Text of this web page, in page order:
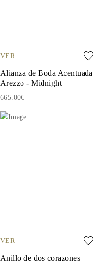
VER
Alianza de Boda Acentuada
Arezzo - Midnight
665.00€
VER
Anillo de dos corazones